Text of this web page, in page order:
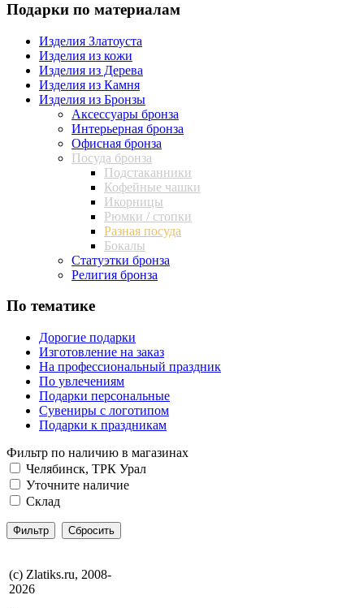
Подарки по материалам
Изделия Златоуста
Изделия из кожи
Изделия из Дерева
Изделия из Камня
Изделия из Бронзы
Аксессуары бронза
Интерьерная бронза
Офисная бронза
Посуда бронза
Подстаканники
Кофейные чашки
Икорницы
Рюмки / стопки
Разная посуда
Бокалы
Статуэтки бронза
Религия бронза
По тематике
Дорогие подарки
Изготовление на заказ
На профессиональный праздник
По увлечениям
Подарки персональные
Сувениры с логотипом
Подарки к праздникам
Фильтр по наличию в магазинах
Челябинск, ТРК Урал
Уточните наличие
Склад
(с) Zlatiks.ru, 2008-
2026